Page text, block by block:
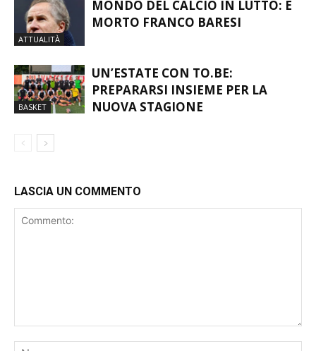
ATTUALITÀ
MORTO FRANCO BARESI
BASKET
PREPARARSI INSIEME PER LA
NUOVA STAGIONE